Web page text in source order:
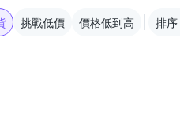
挑戰低價 價格低到高 排序